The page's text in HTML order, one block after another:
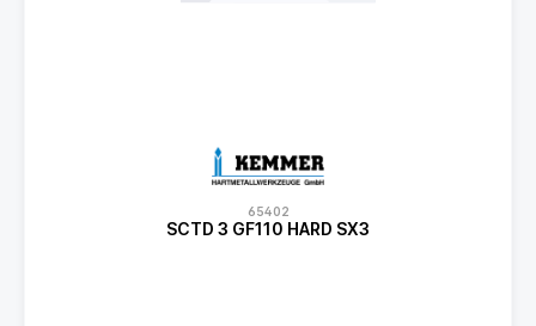
65402
SCTD 3 GF110 HARD SX3